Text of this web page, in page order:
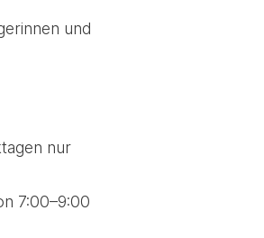
und
nur
7:00–9:00